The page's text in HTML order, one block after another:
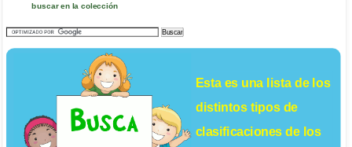
buscar en la colección
Esta es una lista de los
distintos tipos de
clasificaciones de los